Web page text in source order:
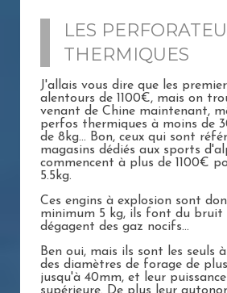
LES
THERMIQUES
J'allais vous dire que les
alentours de 1100€, mais on
venant de Chine maintenant,
perfos thermiques à moins de
de 8kg... Bon, ceux qui sont
magasins dédiés aux sports
commencent à plus de 1100€
5.5kg.
Ces engins à explosion sont
minimum 5 kg, ils font du bruit
dégagent des gaz nocifs...
Ben oui, mais ils sont les seuls
des diamètres de forage de
jusqu'à 40mm, et leur